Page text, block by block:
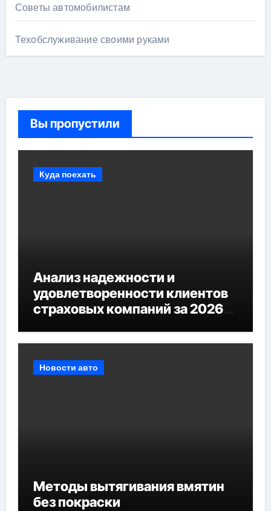
Советы автомобилистам
Техобслуживание своими руками
Вы пропустили
Куда поехать
Анализ надежности и
удовлетворенности клиентов
страховых компаний за 2026
Новости авто
Методы вытягивания вмятин
без покраски